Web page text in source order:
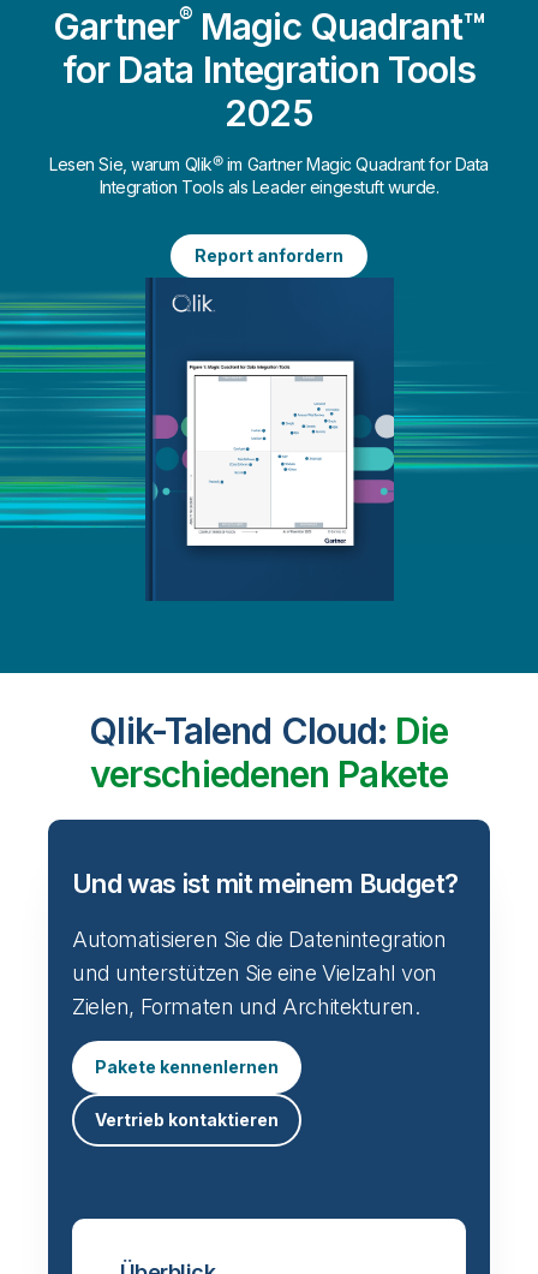
Gartner® Magic Quadrant™
for Data Integration Tools
2025
Lesen Sie, warum Qlik® im Gartner Magic Quadrant for Data
Integration Tools als Leader eingestuft wurde.
Report anfordern
Qlik-Talend Cloud: Die
verschiedenen Pakete
Und was ist mit meinem Budget?
Automatisieren Sie die Datenintegration
und unterstützen Sie eine Vielzahl von
Zielen, Formaten und Architekturen.
Pakete kennenlernen
Vertrieb kontaktieren